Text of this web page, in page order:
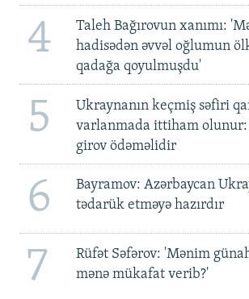
4
Taleh Bağırovun xanımı:
hadisədən əvvəl oğlumun
qadağa qoyulmuşdu'
5
Ukraynanın keçmiş səfiri
varlanmada ittiham
girov ödəməlidir
6
Bayramov: Azərbaycan
tədarük etməyə hazırdır
7
Rüfət Səfərov: 'Mənim
mənə mükafat verib?'